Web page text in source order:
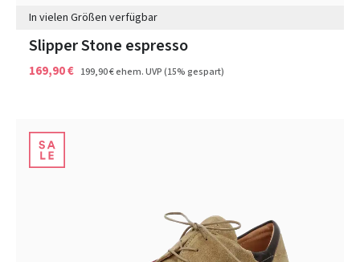
In vielen Größen verfügbar
Slipper Stone espresso
169,90 € 199,90 €ehem. UVP(15% gespart)